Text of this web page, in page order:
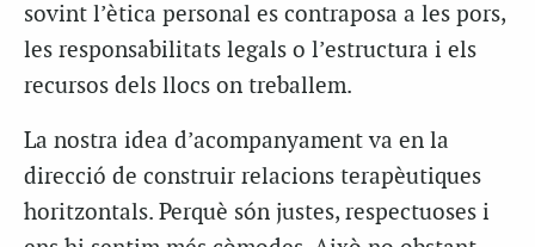
sovint l’ètica personal es contraposa a les pors,
les responsabilitats legals o l’estructura i els
recursos dels llocs on treballem.
La nostra idea d’acompanyament va en la
direcció de construir relacions terapèutiques
horitzontals. Perquè són justes, respectuoses i